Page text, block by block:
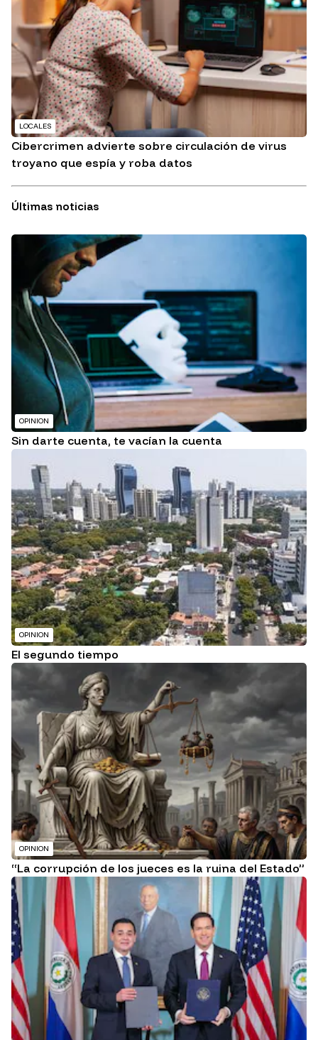
LOCALES
Cibercrimen advierte sobre circulación de virus
troyano que espía y roba datos
Últimas noticias
OPINION
Sin darte cuenta, te vacían la cuenta
OPINION
El segundo tiempo
OPINION
“La corrupción de los jueces es la ruina del Estado”